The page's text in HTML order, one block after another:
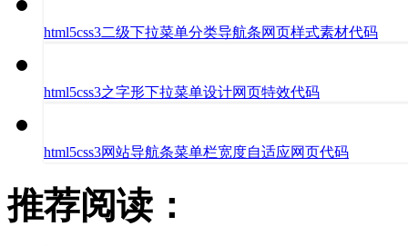
html5css3二级下拉菜单分类导航条网页样式素材代码
html5css3之字形下拉菜单设计网页特效代码
html5css3网站导航条菜单栏宽度自适应网页代码
推荐阅读：